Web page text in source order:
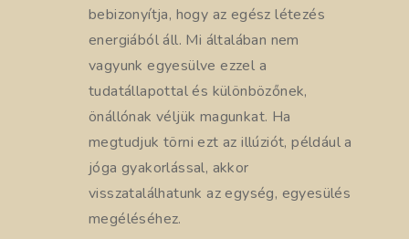
bebizonyítja, hogy az egész létezés
energiából áll. Mi általában nem
vagyunk egyesülve ezzel a
tudatállapottal és különbözőnek,
önállónak véljük magunkat. Ha
megtudjuk törni ezt az illúziót, például a
jóga gyakorlással, akkor
visszatalálhatunk az egység, egyesülés
megéléséhez.